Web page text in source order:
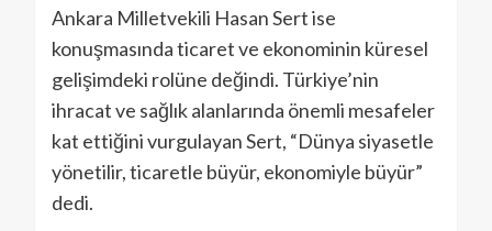
Ankara Milletvekili Hasan Sert ise
konuşmasında ticaret ve ekonominin küresel
gelişimdeki rolüne değindi. Türkiye’nin
ihracat ve sağlık alanlarında önemli mesafeler
kat ettiğini vurgulayan Sert, “Dünya siyasetle
yönetilir, ticaretle büyür, ekonomiyle büyür”
dedi.